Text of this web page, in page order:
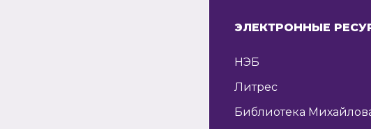
ЭЛЕКТРОННЫЕ
НЭБ
Литрес
Библиотека